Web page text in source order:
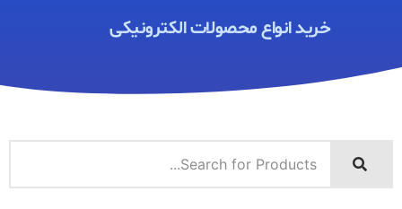
خرید انواع محصولات الکترونیکی ​